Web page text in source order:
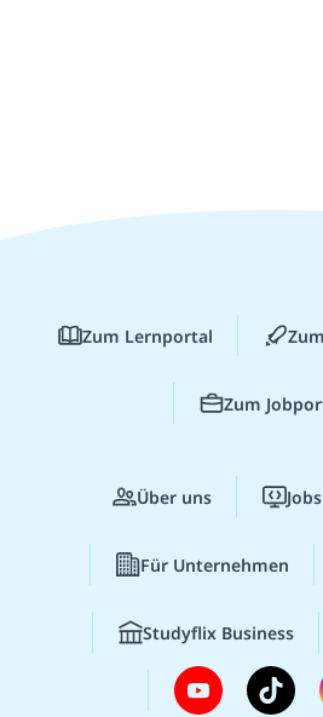
Zum Lernportal
Zum
Über uns
Für Unternehmen
Studyflix Business